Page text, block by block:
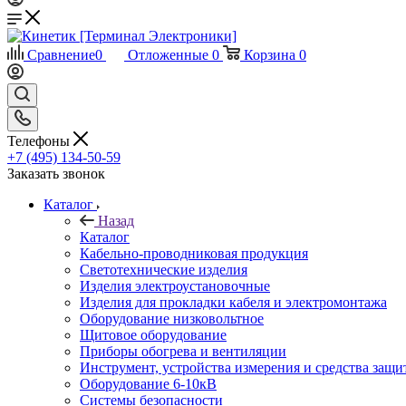
Сравнение0 Отложенные 0 Корзина 0
Телефоны
+7 (495) 134-50-59
Заказать звонок
Каталог
Назад
Каталог
Кабельно-проводниковая продукция
Светотехнические изделия
Изделия электроустановочные
Изделия для прокладки кабеля и электромонтажа
Оборудование низковольтное
Щитовое оборудование
Приборы обогрева и вентиляции
Инструмент, устройства измерения и средства
Оборудование 6-10кВ
Системы безопасности